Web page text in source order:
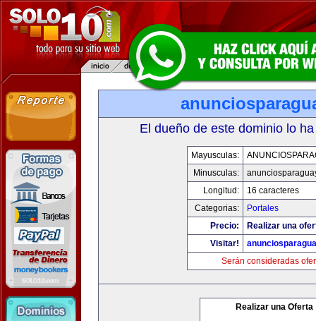
El dueño de este dominio lo
Mayusculas:
Minusculas:
Longitud:
16 caracteres
Categorias:
Portales
Precio:
Realizar una
Visitar!
Serán consideradas
Realizar una Oferta